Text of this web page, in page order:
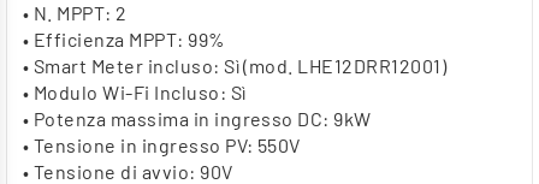
• N. MPPT: 2
• Efficienza MPPT: 99%
• Smart Meter incluso: Sì (mod. LHE12DRR12001)
• Modulo Wi-Fi Incluso: Sì
• Potenza massima in ingresso DC: 9kW
• Tensione in ingresso PV: 550V
• Tensione di avvio: 90V